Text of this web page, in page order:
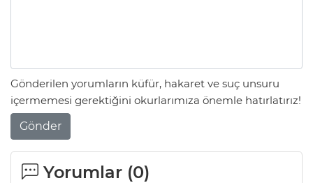
Gönderilen yorumların küfür, hakaret ve suç unsuru
içermemesi gerektiğini okurlarımıza önemle hatırlatırız!
Gönder
Yorumlar (0)